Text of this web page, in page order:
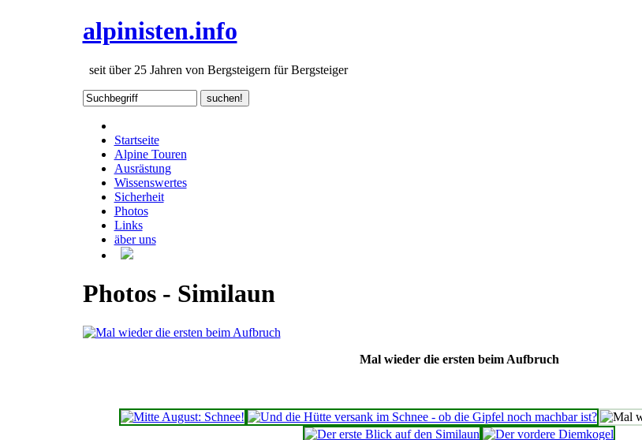
alpinisten.info
seit über 25 Jahren von Bergsteigern für Bergsteiger
Startseite
Alpine Touren
Ausrästung
Wissenswertes
Sicherheit
Photos
Links
äber uns
Photos - Similaun
Mal wieder die ersten beim Aufbruch